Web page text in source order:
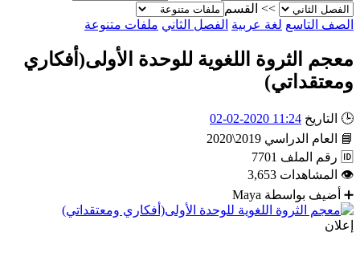
>>
القسم
الصف التاسع لغة عربية الفصل الثاني ملفات متنوعة
معجم الثروة اللغوية للوحدة الأولى(أفكاري
ومعتقداتي)
🕒 التاريخ 11:24 2020-02-02
📘
العام الدراسي 2019\2020
🆔 رقم الملف 7701
👁
المشاهدات 3,653
➕
أضيف بواسطة Maya
إعلان